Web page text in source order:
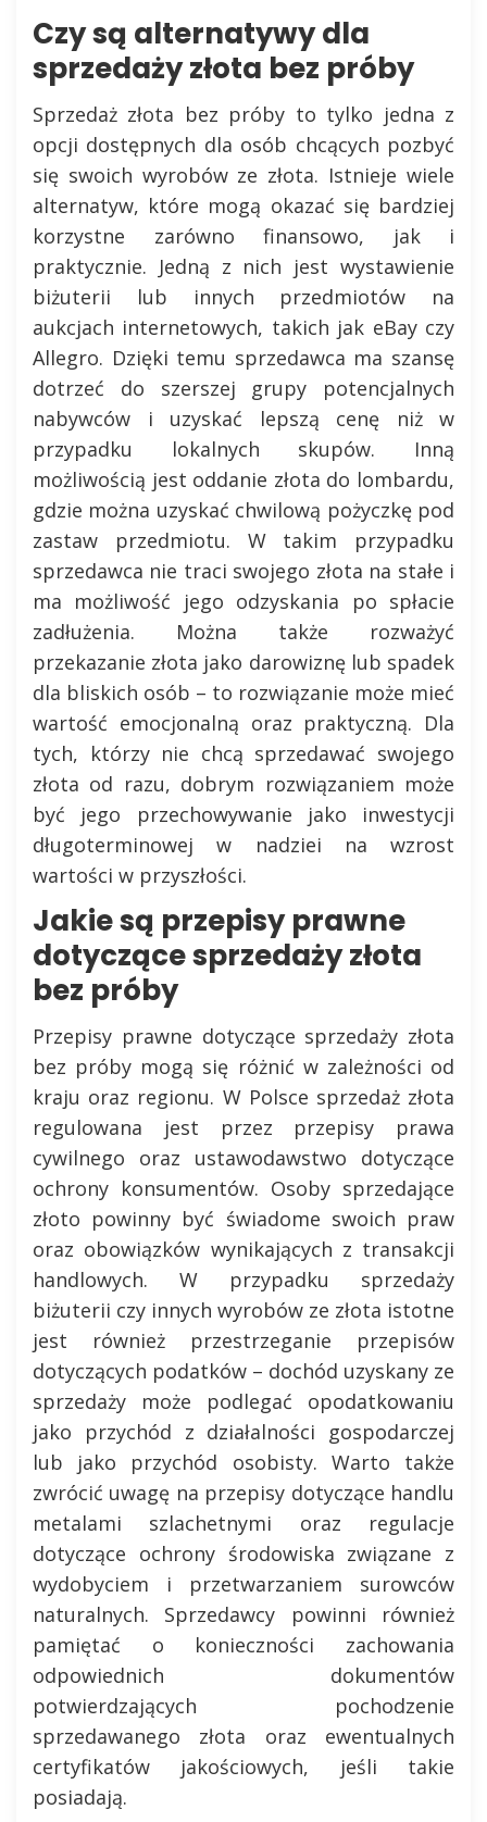
Czy są alternatywy dla
sprzedaży złota bez próby
Sprzedaż złota bez próby to tylko jedna z
opcji dostępnych dla osób chcących pozbyć
się swoich wyrobów ze złota. Istnieje wiele
alternatyw, które mogą okazać się bardziej
korzystne zarówno finansowo, jak i
praktycznie. Jedną z nich jest wystawienie
biżuterii lub innych przedmiotów na
aukcjach internetowych, takich jak eBay czy
Allegro. Dzięki temu sprzedawca ma szansę
dotrzeć do szerszej grupy potencjalnych
nabywców i uzyskać lepszą cenę niż w
przypadku lokalnych skupów. Inną
możliwością jest oddanie złota do lombardu,
gdzie można uzyskać chwilową pożyczkę pod
zastaw przedmiotu. W takim przypadku
sprzedawca nie traci swojego złota na stałe i
ma możliwość jego odzyskania po spłacie
zadłużenia. Można także rozważyć
przekazanie złota jako darowiznę lub spadek
dla bliskich osób – to rozwiązanie może mieć
wartość emocjonalną oraz praktyczną. Dla
tych, którzy nie chcą sprzedawać swojego
złota od razu, dobrym rozwiązaniem może
być jego przechowywanie jako inwestycji
długoterminowej w nadziei na wzrost
wartości w przyszłości.
Jakie są przepisy prawne
dotyczące sprzedaży złota
bez próby
Przepisy prawne dotyczące sprzedaży złota
bez próby mogą się różnić w zależności od
kraju oraz regionu. W Polsce sprzedaż złota
regulowana jest przez przepisy prawa
cywilnego oraz ustawodawstwo dotyczące
ochrony konsumentów. Osoby sprzedające
złoto powinny być świadome swoich praw
oraz obowiązków wynikających z transakcji
handlowych. W przypadku sprzedaży
biżuterii czy innych wyrobów ze złota istotne
jest również przestrzeganie przepisów
dotyczących podatków – dochód uzyskany ze
sprzedaży może podlegać opodatkowaniu
jako przychód z działalności gospodarczej
lub jako przychód osobisty. Warto także
zwrócić uwagę na przepisy dotyczące handlu
metalami szlachetnymi oraz regulacje
dotyczące ochrony środowiska związane z
wydobyciem i przetwarzaniem surowców
naturalnych. Sprzedawcy powinni również
pamiętać o konieczności zachowania
odpowiednich dokumentów
potwierdzających pochodzenie
sprzedawanego złota oraz ewentualnych
certyfikatów jakościowych, jeśli takie
posiadają.